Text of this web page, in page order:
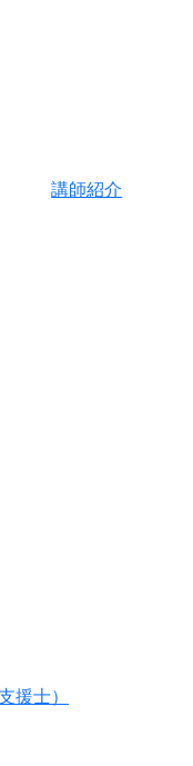
講師紹介
援士）